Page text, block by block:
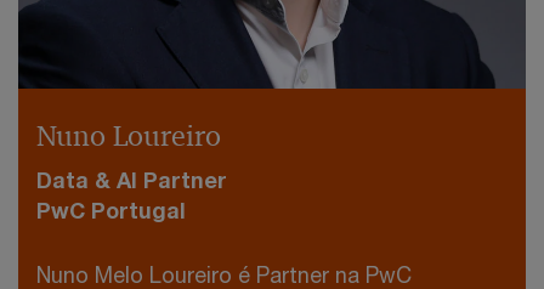
Nuno Loureiro
Data & AI Partner
PwC Portugal
Nuno Melo Loureiro é Partner na PwC